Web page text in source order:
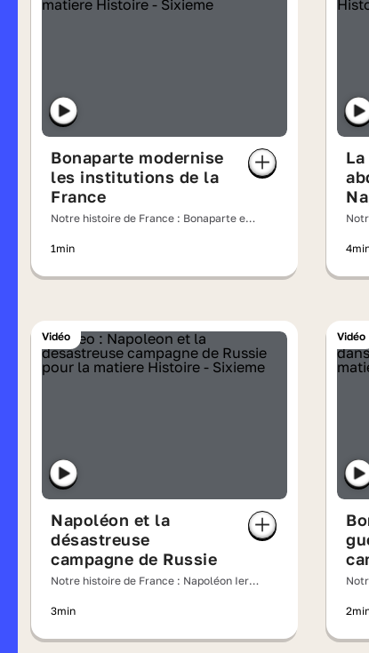
Bonaparte modernise
les institutions de la
France
Notre histoire de France : Bonaparte et
1min
Vidéo
Napoléon et la
désastreuse
campagne de Russie
Notre histoire de France : Napoléon Ier,
3min
Vidéo